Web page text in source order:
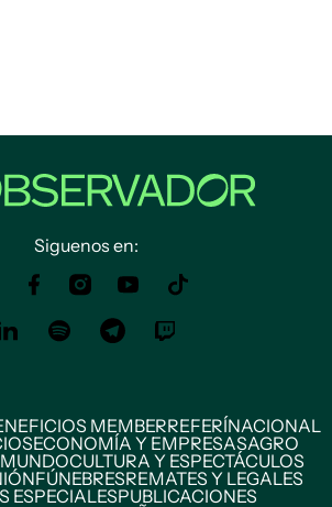
Siguenos en:
MEMBERREFERÍNACIONAL
ECONOMÍA Y EMPRESASAGRO
MUNDOCULTURA Y ESPECTÁCULOS
FÚNEBRESREMATES Y LEGALES
ESPECIALESPUBLICACIONES